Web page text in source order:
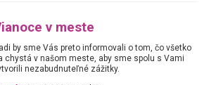
v meste
by sme Vás preto informovali o tom, čo všetko
chystá v našom meste, aby sme spolu s Vami
nezabudnuteľné zážitky.